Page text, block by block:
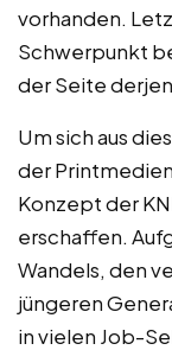
vorhanden.
Schwerpunkt
der Seite
Um sich aus
der
Konzept der
erschaffen.
Wandels, den
jüngeren
in vielen Job-